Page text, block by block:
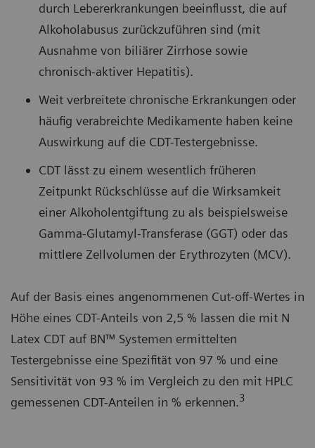
durch Lebererkrankungen beeinflusst, die auf
Alkoholabusus zurückzuführen sind (mit
Ausnahme von biliärer Zirrhose sowie
chronisch-aktiver Hepatitis).
Weit verbreitete chronische Erkrankungen oder
häufig verabreichte Medikamente haben keine
Auswirkung auf die CDT-Testergebnisse.
CDT lässt zu einem wesentlich früheren
Zeitpunkt Rückschlüsse auf die Wirksamkeit
einer Alkoholentgiftung zu als beispielsweise
Gamma-Glutamyl-Transferase (GGT) oder das
mittlere Zellvolumen der Erythrozyten (MCV).
Auf der Basis eines angenommenen Cut-off-Wertes in
Höhe eines CDT-Anteils von 2,5 % lassen die mit N
Latex CDT auf BN™ Systemen ermittelten
Testergebnisse eine Spezifität von 97 % und eine
Sensitivität von 93 % im Vergleich zu den mit HPLC
gemessenen CDT-Anteilen in % erkennen.3